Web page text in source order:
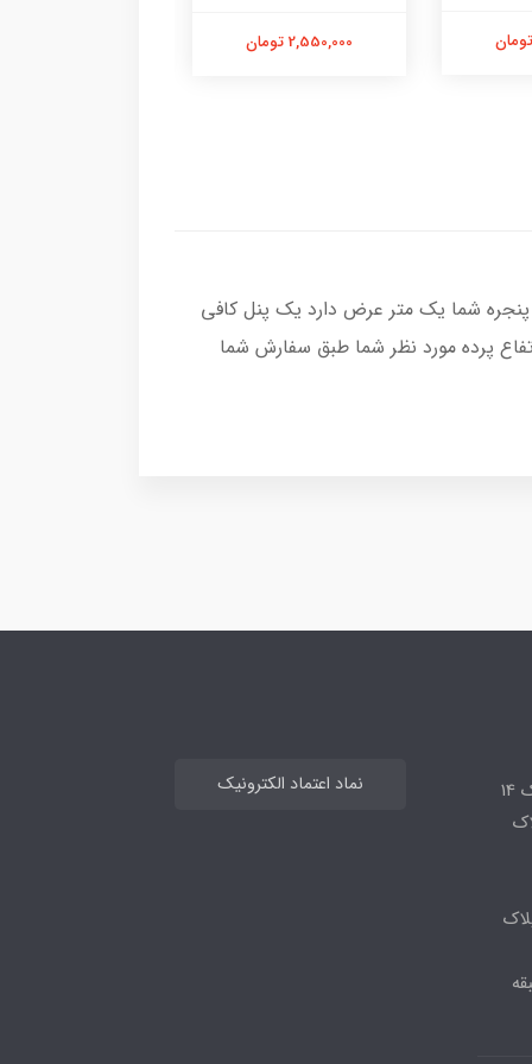
2,550,000 تومان
شما یک متر عرض دارد یک پنل کافی
پرده مورد نظر شما طبق سفارش شما
نماد اعتماد الکترونیک